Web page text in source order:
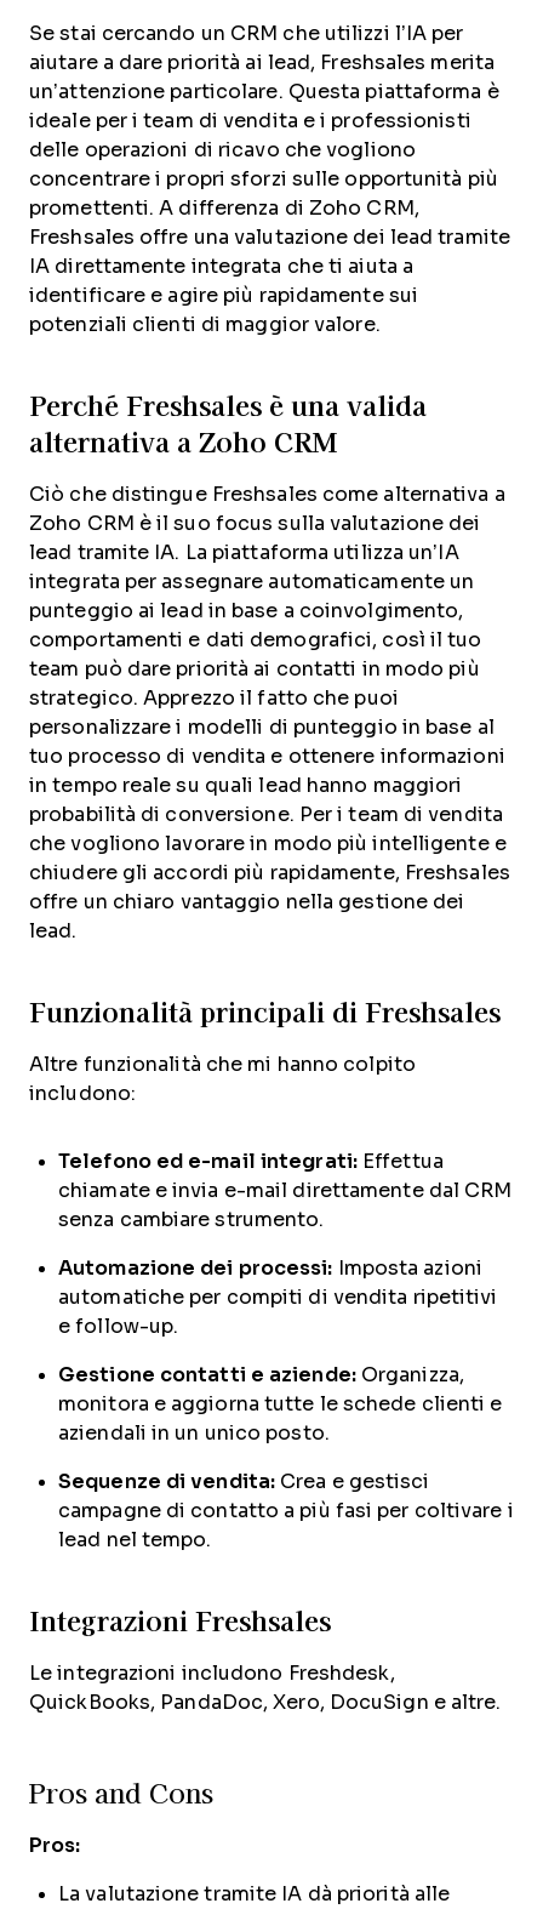
Se stai cercando un CRM che utilizzi l’IA per
aiutare a dare priorità ai lead, Freshsales merita
un’attenzione particolare. Questa piattaforma è
ideale per i team di vendita e i professionisti
delle operazioni di ricavo che vogliono
concentrare i propri sforzi sulle opportunità più
promettenti. A differenza di Zoho CRM,
Freshsales offre una valutazione dei lead tramite
IA direttamente integrata che ti aiuta a
identificare e agire più rapidamente sui
potenziali clienti di maggior valore.
Perché Freshsales è una valida
alternativa a Zoho CRM
Ciò che distingue Freshsales come alternativa a
Zoho CRM è il suo focus sulla valutazione dei
lead tramite IA. La piattaforma utilizza un’IA
integrata per assegnare automaticamente un
punteggio ai lead in base a coinvolgimento,
comportamenti e dati demografici, così il tuo
team può dare priorità ai contatti in modo più
strategico. Apprezzo il fatto che puoi
personalizzare i modelli di punteggio in base al
tuo processo di vendita e ottenere informazioni
in tempo reale su quali lead hanno maggiori
probabilità di conversione. Per i team di vendita
che vogliono lavorare in modo più intelligente e
chiudere gli accordi più rapidamente, Freshsales
offre un chiaro vantaggio nella gestione dei
lead.
Funzionalità principali di Freshsales
Altre funzionalità che mi hanno colpito
includono:
Telefono ed e-mail integrati:Effettua
chiamate e invia e-mail direttamente dal CRM
senza cambiare strumento.
Automazione dei processi: Imposta azioni
automatiche per compiti di vendita ripetitivi
e follow-up.
Gestione contatti e aziende:Organizza,
monitora e aggiorna tutte le schede clienti e
aziendali in un unico posto.
Sequenze di vendita: Crea e gestisci
campagne di contatto a più fasi per coltivare i
lead nel tempo.
Integrazioni Freshsales
Le integrazioni includono Freshdesk,
QuickBooks, PandaDoc, Xero, DocuSign e altre.
Pros and Cons
Pros:
La valutazione tramite IA dà priorità alle